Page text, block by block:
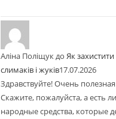
Аліна Поліщукдо Як захистити
слимаків і жуків17.07.2026
Здравствуйте! Очень полезная
Скажите, пожалуйста, а есть
народные средства, которые